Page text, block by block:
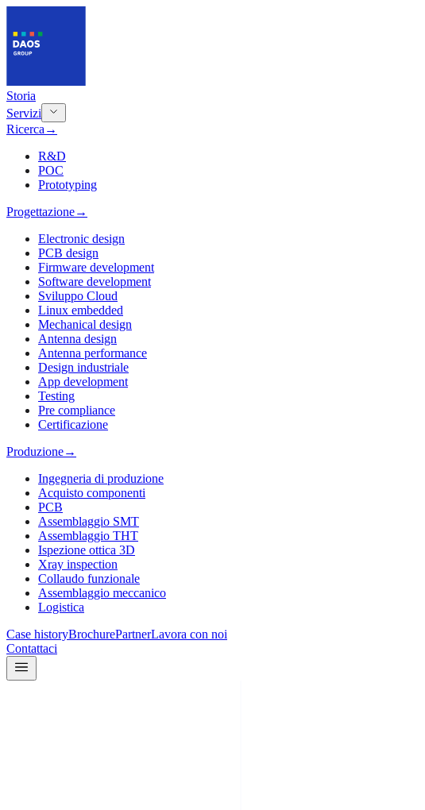
Storia
Servizi
Ricerca →
R&D
POC
Prototyping
Progettazione→
Electronic design
PCB design
Firmware development
Software development
Sviluppo Cloud
Linux embedded
Mechanical design
Antenna design
Antenna performance
Design industriale
App development
Testing
Pre compliance
Certificazione
Produzione→
Ingegneria di produzione
Acquisto componenti
PCB
Assemblaggio SMT
Assemblaggio THT
Ispezione ottica 3D
Xray inspection
Collaudo funzionale
Assemblaggio meccanico
Logistica
Case historyBrochurePartnerLavora con noi
Contattaci